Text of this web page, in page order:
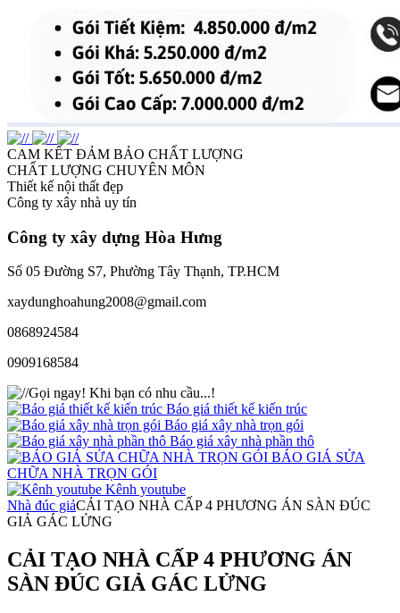
CAM KẾT ĐẢM BẢO CHẤT LƯỢNG
CHẤT LƯỢNG CHUYÊN MÔN
Thiết kế nội thất đẹp
Công ty xây nhà uy tín
Công ty xây dựng Hòa Hưng
Số 05 Đường S7, Phường Tây Thạnh, TP.HCM
xaydunghoahung2008@gmail.com
0868924584
0909168584
Gọi ngay! Khi bạn có nhu cầu...!
Báo giá thiết kế kiến trúc
Báo giá xây nhà trọn gói
Báo giá xây nhà phần thô
BÁO GIÁ SỬA
CHỮA NHÀ TRỌN GÓI
Kênh youtube
Nhà đúc giảCẢI TẠO NHÀ CẤP 4 PHƯƠNG ÁN SÀN ĐÚC
GIẢ GÁC LỬNG
CẢI TẠO NHÀ CẤP 4 PHƯƠNG ÁN
SÀN ĐÚC GIẢ GÁC LỬNG